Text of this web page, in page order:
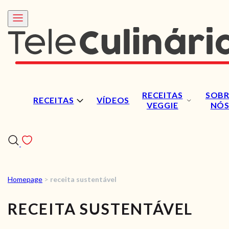
RECEITAS VÍDEOS
RECEITAS
VEGGIE
NÓS
RECEITAS
VÍDEOS
Homepage > receita sustentável
RECEITA SUSTENTÁVEL